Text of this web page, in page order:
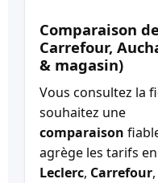
Comparaison
Carrefour,
& magasin)
Vous consultez la
souhaitez une
comparaison
agrège les tarifs
Leclerc, Carrefour,